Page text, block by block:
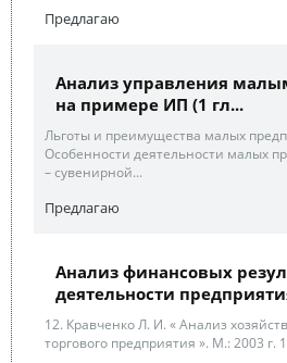
Предлагаю
Анализ управления
на примере ИП (1 гл...
Льготы и преимущества малых
Особенности деятельности малых
– сувенирной...
Предлагаю
Анализ финансовых
деятельности
12. Кравченко Л. И. « Анализ
торгового предприятия ». М.: 2003 г.